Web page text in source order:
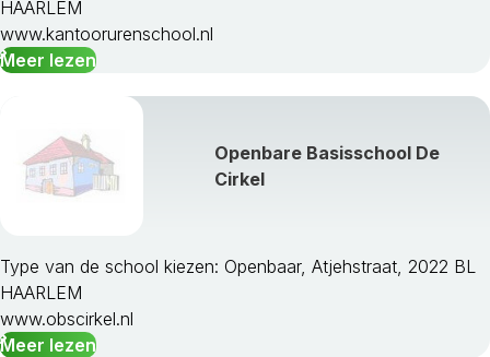
HAARLEM
www.kantoorurenschool.nl
Meer lezen
Openbare Basisschool De
Cirkel
Type van de school kiezen: Openbaar, Atjehstraat, 2022 BL
HAARLEM
www.obscirkel.nl
Meer lezen